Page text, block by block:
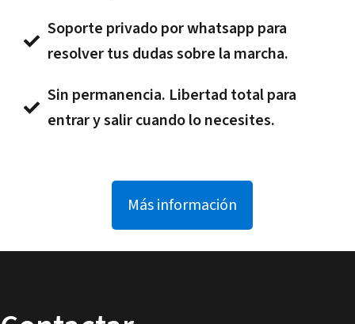
Soporte privado por whatsapp para
resolver tus dudas sobre la marcha.
Sin permanencia. Libertad total para
entrar y salir cuando lo necesites.
Más información